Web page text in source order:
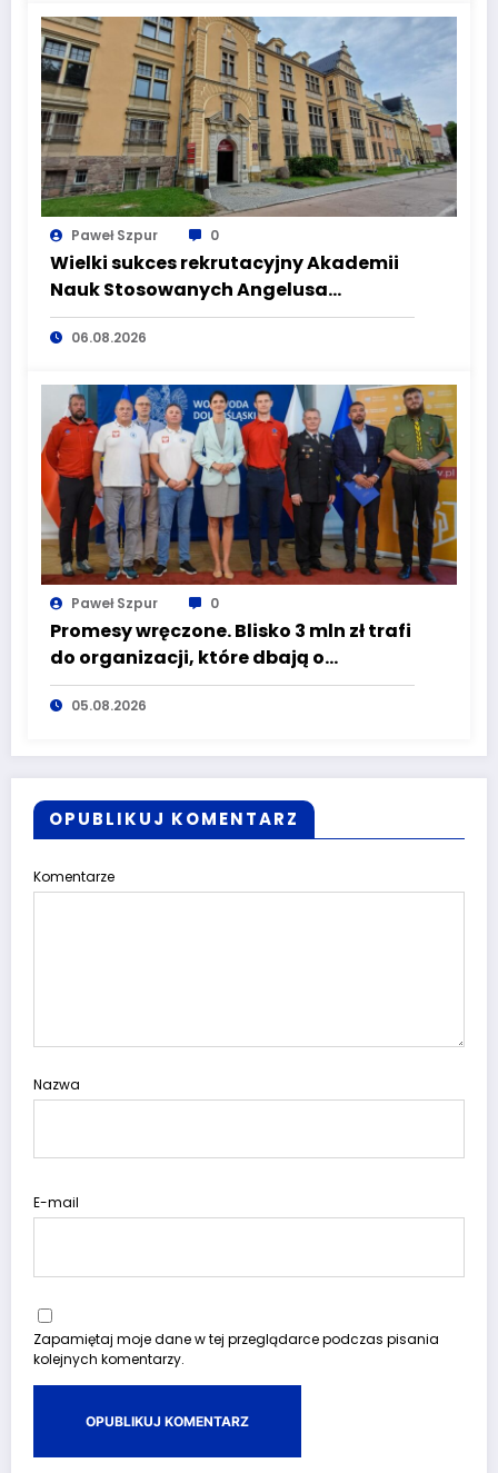
Paweł Szpur 0
Wielki sukces rekrutacyjny Akademii
Nauk Stosowanych Angelusa
Silesiusa! Uczelnia bije rekordy, ale Ty
wciąż masz szansę – weź udział w II
06.08.2026
Paweł Szpur 0
Promesy wręczone. Blisko 3 mln zł trafi
do organizacji, które dbają o
bezpieczeństwo mieszkańców
Dolnego Śląska
05.08.2026
OPUBLIKUJ KOMENTARZ
Komentarze
Nazwa
E-mail
Zapamiętaj moje dane w tej przeglądarce podczas pisania
kolejnych komentarzy.